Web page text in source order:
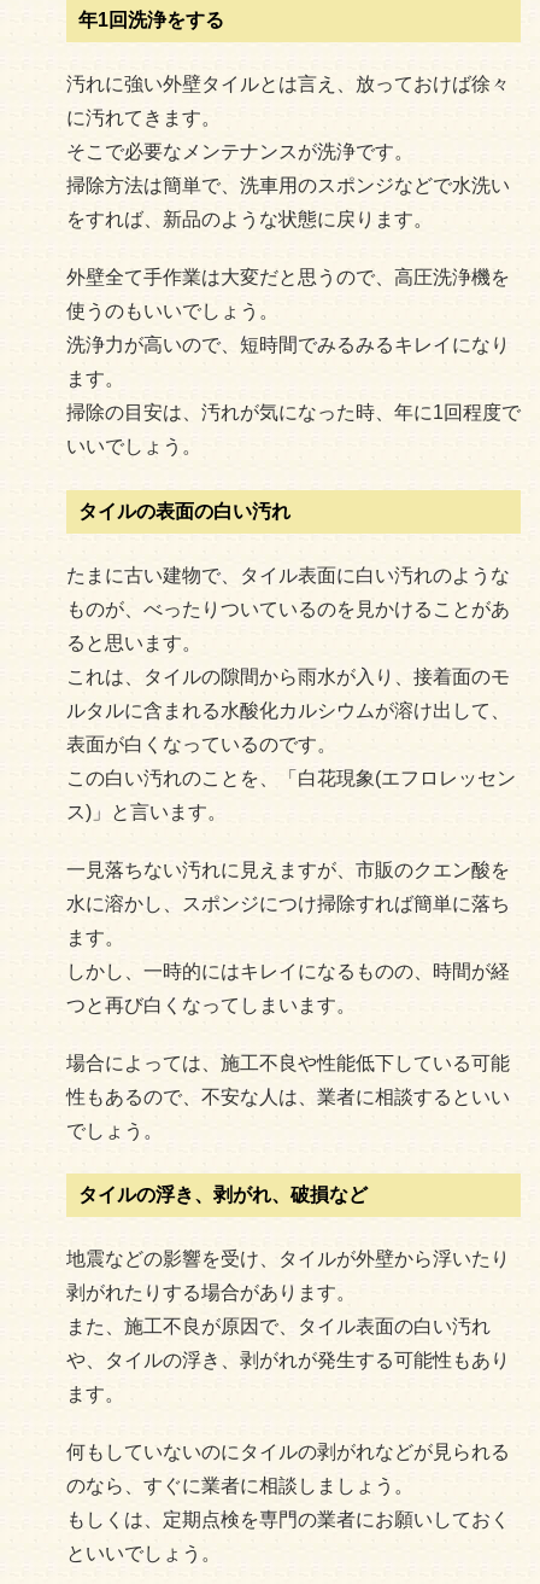
年1回洗浄をする
汚れに強い外壁タイルとは言え、放っておけば徐々
に汚れてきます。
そこで必要なメンテナンスが洗浄です。
掃除方法は簡単で、洗車用のスポンジなどで水洗い
をすれば、新品のような状態に戻ります。
外壁全て手作業は大変だと思うので、高圧洗浄機を
使うのもいいでしょう。
洗浄力が高いので、短時間でみるみるキレイになり
ます。
掃除の目安は、汚れが気になった時、年に1回程度で
いいでしょう。
タイルの表面の白い汚れ
たまに古い建物で、タイル表面に白い汚れのような
ものが、べったりついているのを見かけることがあ
ると思います。
これは、タイルの隙間から雨水が入り、接着面のモ
ルタルに含まれる水酸化カルシウムが溶け出して、
表面が白くなっているのです。
この白い汚れのことを、「白花現象(エフロレッセン
ス)」と言います。
一見落ちない汚れに見えますが、市販のクエン酸を
水に溶かし、スポンジにつけ掃除すれば簡単に落ち
ます。
しかし、一時的にはキレイになるものの、時間が経
つと再び白くなってしまいます。
場合によっては、施工不良や性能低下している可能
性もあるので、不安な人は、業者に相談するといい
でしょう。
タイルの浮き、剥がれ、破損など
地震などの影響を受け、タイルが外壁から浮いたり
剥がれたりする場合があります。
また、施工不良が原因で、タイル表面の白い汚れ
や、タイルの浮き、剥がれが発生する可能性もあり
ます。
何もしていないのにタイルの剥がれなどが見られる
のなら、すぐに業者に相談しましょう。
もしくは、定期点検を専門の業者にお願いしておく
といいでしょう。